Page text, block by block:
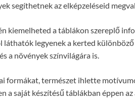
segíthetnek az elképzeléseid
kiemelheted a táblákon szereplő
láthatók legyenek a kerted
a növények színvilágára is.
természet ihlette
a saját készítésű táblákban éppen az